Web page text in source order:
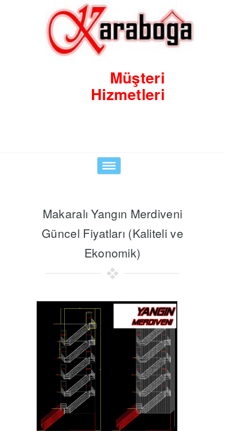
Müşteri
Hizmetleri
Toggle
navigation
Makaralı Yangın Merdiveni
Güncel Fiyatları (Kaliteli ve
Ekonomik)